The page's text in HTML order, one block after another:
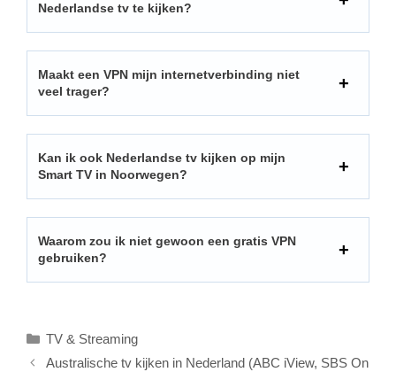
Nederlandse tv te kijken?
Maakt een VPN mijn internetverbinding niet
veel trager?
Kan ik ook Nederlandse tv kijken op mijn
Smart TV in Noorwegen?
Waarom zou ik niet gewoon een gratis VPN
gebruiken?
Categorieën
TV & Streaming
Australische tv kijken in Nederland (ABC iView, SBS On